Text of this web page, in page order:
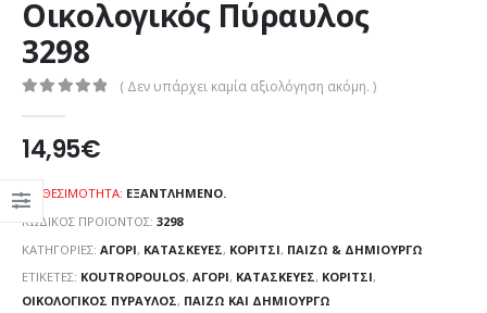
Οικολογικός Πύραυλος
3298
( Δεν υπάρχει καμία αξιολόγηση ακόμη. )
14,95€
ΔΙΑΘΕΣΙΜΌΤΗΤΑ: ΕΞΑΝΤΛΗΜΈΝΟ.
ΚΩΔΙΚΌΣ ΠΡΟΪΌΝΤΟΣ: 3298
ΚΑΤΗΓΟΡΊΕΣ: ΑΓΌΡΙ, ΚΑΤΑΣΚΕΥΈΣ, ΚΟΡΊΤΣΙ, ΠΑΊΖΩ & ΔΗΜΙΟΥΡΓΏ
ΕΤΙΚΈΤΕΣ: KOUTROPOULOS, ΑΓΌΡΙ, ΚΑΤΑΣΚΕΥΈΣ, ΚΟΡΊΤΣΙ,
ΟΙΚΟΛΟΓΙΚΌΣ ΠΎΡΑΥΛΟΣ, ΠΑΊΖΩ ΚΑΙ ΔΗΜΙΟΥΡΓΏ